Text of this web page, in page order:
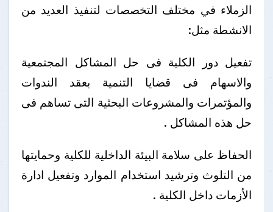
الزملاء في مختلف التخصصات لتنفيذ العديد من
الانشطة مثل:
تفعيل دور الكلية فى حل المشاكل المجتمعية
والاسهام فى قضايا التنمية بعقد الندوات
والمؤتمرات والمشروعات البحثية التى تساهم فى
حل هذه المشاكل .
الحفاظ على سلامة البيئة الداخلية للكلية وحمايتها
من التلوث وترشيد استخدام الموارد وتفعيل ادارة
الأزمات داخل الكلية .